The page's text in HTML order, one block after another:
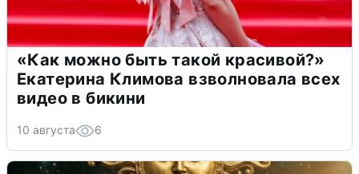
«Как можно быть такой красивой?»
Екатерина Климова взволновала всех
видео в бикини
10 августа 6